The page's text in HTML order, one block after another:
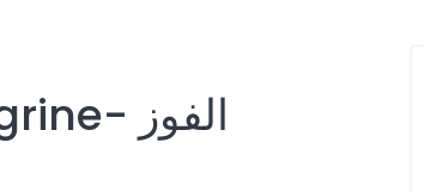
École Privée El Faouz Megrine- الفوز